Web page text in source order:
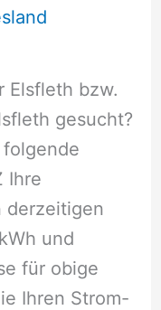
Elsfleth bzw.
gesucht?
Ihre
derzeitigen
und
für obige
Ihren Strom-